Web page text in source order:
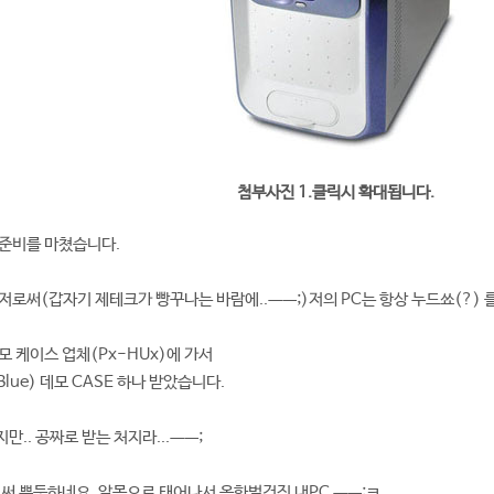
첨부사진 1.클릭시 확대됩니다.
비를 마쳤습니다.
로써(갑자기 제테크가 빵꾸나는 바람에..ㅡㅡ;)저의 PC는 항상 누드쑈(?)
케이스 업체(Px-HUx)에 가서
데모 CASE 하나 받았습니다.
만.. 공짜로 받는 처지라...ㅡㅡ;